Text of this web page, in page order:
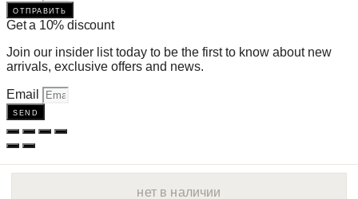
нет в наличии
отправить
Get a 10% discount
Join our insider list today to be the first to know about new
arrivals, exclusive offers and news.
Email
send